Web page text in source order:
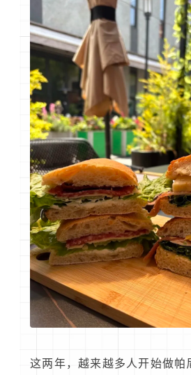
这两年，越来越多人开始做帕